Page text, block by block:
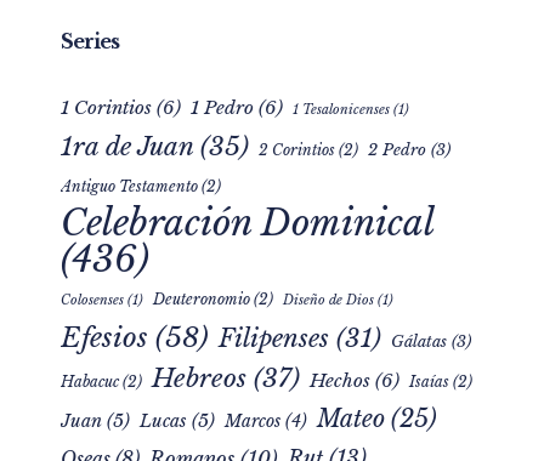
Series
1 Corintios (6) 1 Pedro (6) 1 Tesalonicenses (1)
1ra de Juan (35) 2 Corintios (2) 2 Pedro (3)
Antiguo Testamento (2)
Celebración Dominical
(436)
Colosenses (1) Deuteronomio (2) Diseño de Dios (1)
Efesios (58) Filipenses (31) Gálatas (3)
Habacuc (2) Hebreos (37) Hechos (6) Isaías (2)
Juan (5) Lucas (5) Marcos (4) Mateo (25)